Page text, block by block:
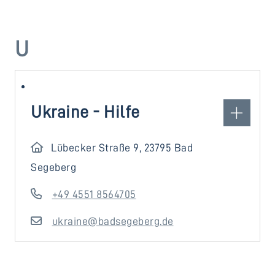
U
Ukraine - Hilfe
Lübecker Straße 9, 23795 Bad
Segeberg
+49 4551 8564705
ukraine@badsegeberg.de